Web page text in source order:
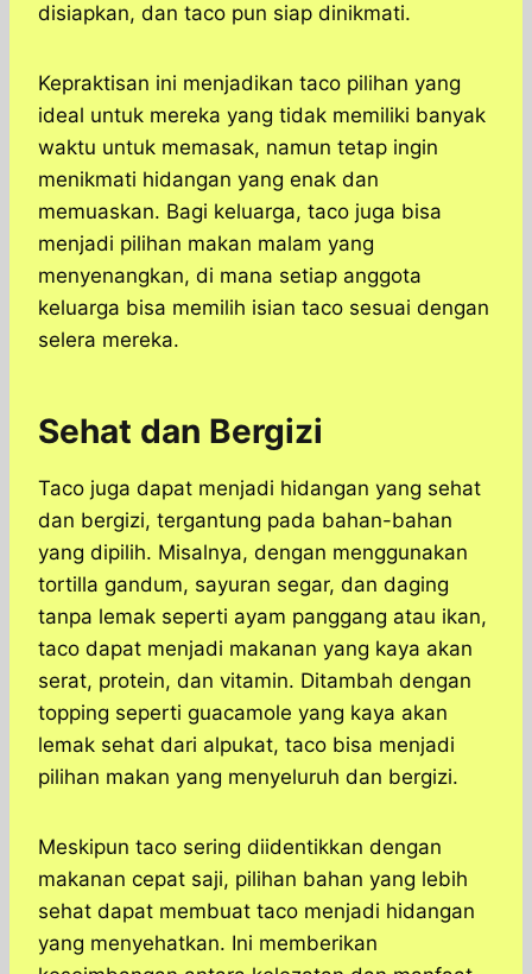
disiapkan, dan taco pun siap dinikmati.
Kepraktisan ini menjadikan taco pilihan yang
ideal untuk mereka yang tidak memiliki banyak
waktu untuk memasak, namun tetap ingin
menikmati hidangan yang enak dan
memuaskan. Bagi keluarga, taco juga bisa
menjadi pilihan makan malam yang
menyenangkan, di mana setiap anggota
keluarga bisa memilih isian taco sesuai dengan
selera mereka.
Sehat dan Bergizi
Taco juga dapat menjadi hidangan yang sehat
dan bergizi, tergantung pada bahan-bahan
yang dipilih. Misalnya, dengan menggunakan
tortilla gandum, sayuran segar, dan daging
tanpa lemak seperti ayam panggang atau ikan,
taco dapat menjadi makanan yang kaya akan
serat, protein, dan vitamin. Ditambah dengan
topping seperti guacamole yang kaya akan
lemak sehat dari alpukat, taco bisa menjadi
pilihan makan yang menyeluruh dan bergizi.
Meskipun taco sering diidentikkan dengan
makanan cepat saji, pilihan bahan yang lebih
sehat dapat membuat taco menjadi hidangan
yang menyehatkan. Ini memberikan